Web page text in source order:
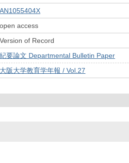
AN1055404X
open access
Version of Record
紀要論文 Departmental Bulletin Paper
大阪大学教育学年報 / Vol.27